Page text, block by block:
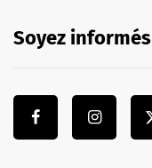
Soyez informés